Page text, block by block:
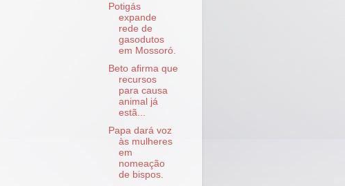
Potigás
expande
rede de
gasodutos
em Mossoró.
Beto afirma que
recursos
para causa
animal já
estã...
Papa dará voz
às mulheres
em
nomeação
de bispos.